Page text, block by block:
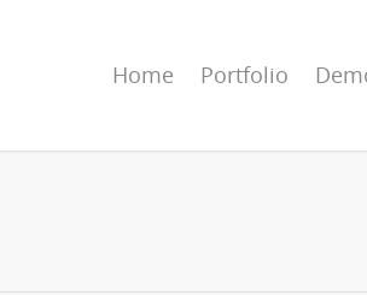
Home Portfolio